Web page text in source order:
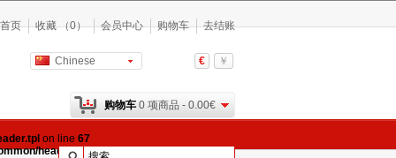
Chinese € ￥
购物车 0 项商品 - 0.00€
首页 收藏 （0） 会员中心 购物车 去结账
on line 67
header.tpl on line